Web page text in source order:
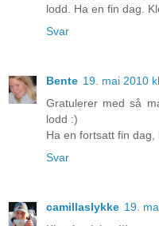
lodd. Ha en fin dag.
Svar
Bente 19. mai 2010
Gratulerer med så
lodd :)
Ha en fortsatt fin dag,
Svar
camillaslykke 19.